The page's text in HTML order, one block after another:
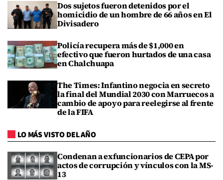
Dos sujetos fueron detenidos por el
homicidio de un hombre de 66 años en El
Divisadero
Policía recupera más de $1,000 en
efectivo que fueron hurtados de una casa
en Chalchuapa
The Times: Infantino negocia en secreto
la final del Mundial 2030 con Marruecos a
cambio de apoyo para reelegirse al frente
de la FIFA
LO MÁS VISTO DEL AÑO
Condenan a exfuncionarios de CEPA por
actos de corrupción y vínculos con la MS-
13